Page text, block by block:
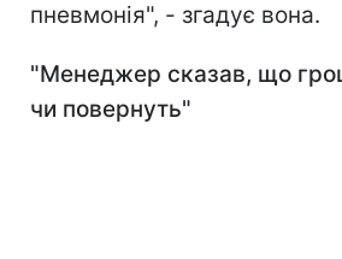
пневмонія", - згадує вона.
"Менеджер сказав, що
чи повернуть"